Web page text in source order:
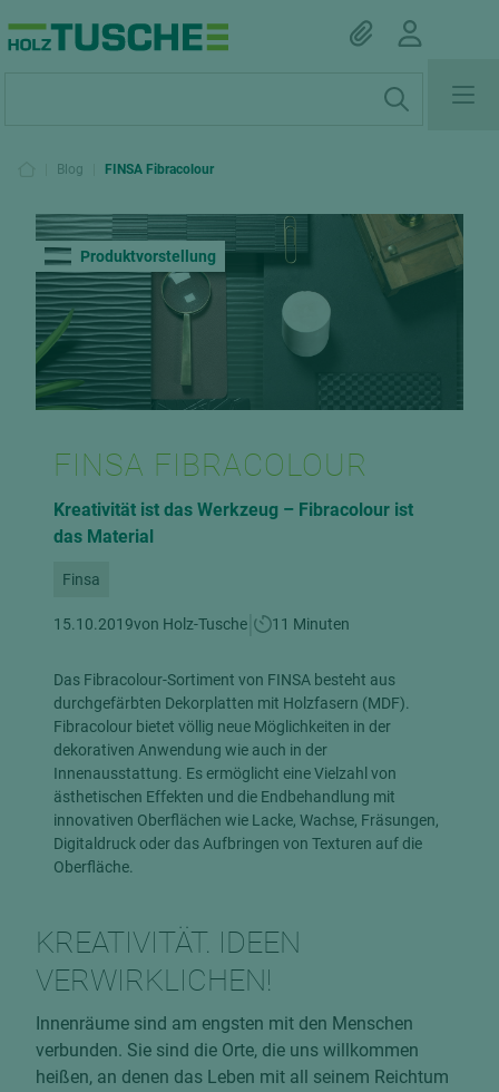
Blog FINSA Fibracolour
Produktvorstellung
FINSA FIBRACOLOUR
Kreativität ist das Werkzeug – Fibracolour ist
das Material
Finsa
15.10.2019von Holz-Tusche 11 Minuten
Das Fibracolour-Sortiment von FINSA besteht aus
durchgefärbten Dekorplatten mit Holzfasern (MDF).
Fibracolour bietet völlig neue Möglichkeiten in der
dekorativen Anwendung wie auch in der
Innenausstattung. Es ermöglicht eine Vielzahl von
ästhetischen Effekten und die Endbehandlung mit
innovativen Oberflächen wie Lacke, Wachse, Fräsungen,
Digitaldruck oder das Aufbringen von Texturen auf die
Oberfläche.
KREATIVITÄT. IDEEN
VERWIRKLICHEN!
Innenräume sind am engsten mit den Menschen
verbunden. Sie sind die Orte, die uns willkommen
heißen, an denen das Leben mit all seinem Reichtum